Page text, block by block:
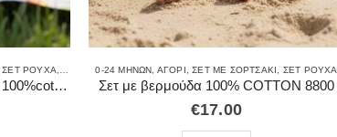
,ΣΕΤ ΡΟΎΧΑ ΣΕΤ ΤΡΙΏΝ ΤΕΜΑΧΊΩΝ
Σετ 3 τεμ. μπλούζα με 2 σορτς 100%cotton 8815
0-24 ΜΗΝΏΝ ΑΓΌΡΙ ,ΣΕΤ ΜΕ ΣΟΡΤΣΑΚΙ ΣΕΤ ΡΟΎΧΑ
Σετ με βερμούδα 100% COTTON 8800
€17.00